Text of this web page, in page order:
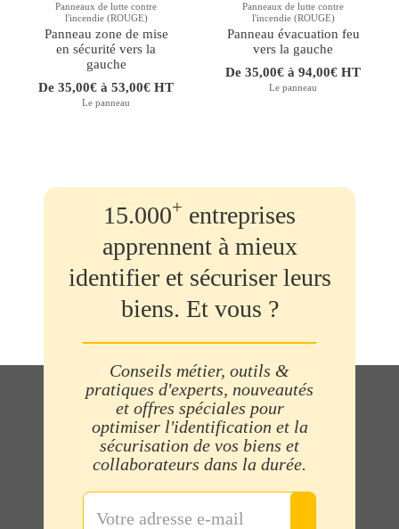
Panneaux de lutte contre
l'incendie (ROUGE)
Panneau zone de mise
en sécurité vers la
gauche
De 35,00€ à 53,00€ HT
Le panneau
Panneaux de lutte contre
l'incendie (ROUGE)
Panneau évacuation feu
vers la gauche
De 35,00€ à 94,00€ HT
Le panneau
15.000+ entreprises
apprennent à mieux
identifier et sécuriser leurs
biens. Et vous ?
Conseils métier, outils &
pratiques d'experts, nouveautés
et offres spéciales pour
optimiser l'identification et la
sécurisation de vos biens et
collaborateurs dans la durée.